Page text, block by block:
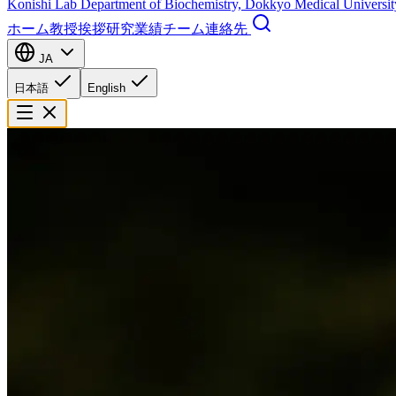
Konishi Lab
Department of Biochemistry, Dokkyo Medical
ホーム教授挨拶研究業績チーム連絡先
JA
日本語 English